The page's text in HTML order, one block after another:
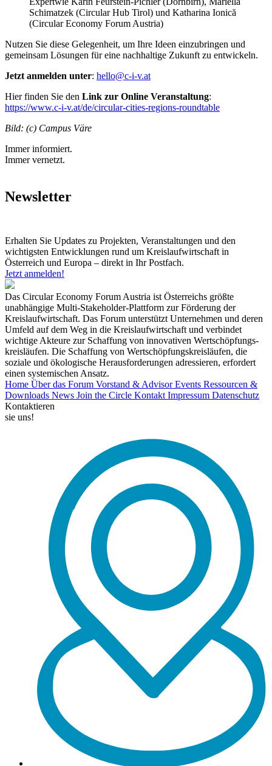
Schimatzek (Circular Hub Tirol) und Katharina Ionică
(Circular Economy Forum Austria)
Nutzen Sie diese Gelegenheit, um Ihre Ideen einzubringen und
gemeinsam Lösungen für eine nachhaltige Zukunft zu entwickeln.
Jetzt anmelden unter: hello@c-i-v.at
Hier finden Sie den Link zur Online Veranstaltung:
https://www.c-i-v.at/de/circular-cities-regions-roundtable
Bild: (c) Campus Väre
Immer informiert.
Immer vernetzt.
Newsletter
Erhalten Sie Updates zu Projekten, Veranstaltungen und den
wichtigsten Entwicklungen rund um Kreislaufwirtschaft in
Österreich und Europa – direkt in Ihr Postfach.
Jetzt anmelden!
Das Circular Economy Forum Austria ist Österreichs größte
unabhängige Multi-Stakeholder-Plattform zur Förderung der
Kreislaufwirtschaft. Das Forum unterstützt Unternehmen und deren
Umfeld auf dem Weg in die Kreislaufwirtschaft und verbindet
wichtige Akteure zur Schaffung von innovativen Wertschöpfungs-
kreisläufen. Die Schaffung von Wertschöpfungskreisläufen, die
soziale und ökologische Herausforderungen adressieren, erfordert
einen systemischen Ansatz.
Home Über das Forum Vorstand & AdvisorEvents Ressourcen &
Downloads News Join the Circle Kontakt Impressum Datenschutz
Kontaktieren
sie uns!